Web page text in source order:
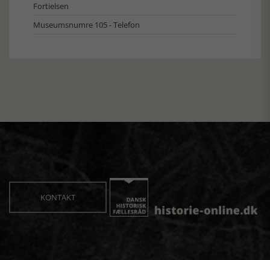
Fortielsen
Museumsnumre 105 - Telefon
KONTAKT